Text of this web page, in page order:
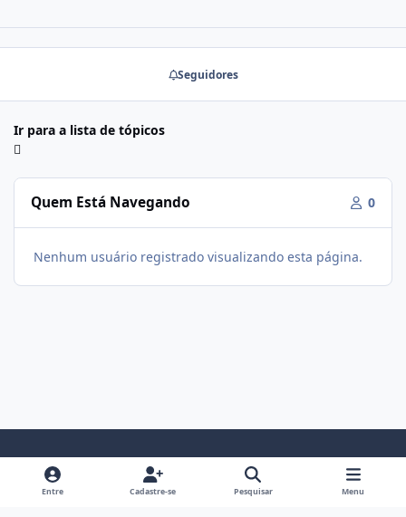
Seguidores
Ir para a lista de tópicos
Quem Está Navegando 0
Nenhum usuário registrado visualizando esta página.
Modo ClaroModo EscuroPreferência do Sistema
i
Entre Cadastre-se Pesquisar Menu